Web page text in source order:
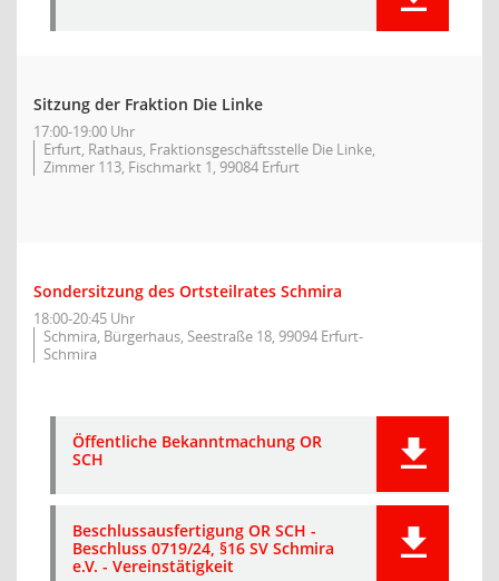
Sitzung der Fraktion Die Linke
17:00-19:00 Uhr
Erfurt, Rathaus, Fraktionsgeschäftsstelle Die Linke,
Zimmer 113, Fischmarkt 1, 99084 Erfurt
Sondersitzung des Ortsteilrates Schmira
18:00-20:45 Uhr
Schmira, Bürgerhaus, Seestraße 18, 99094 Erfurt-
Schmira
Öffentliche Bekanntmachung OR
SCH
Beschlussausfertigung OR SCH -
Beschluss 0719/24, §16 SV Schmira
e.V. - Vereinstätigkeit